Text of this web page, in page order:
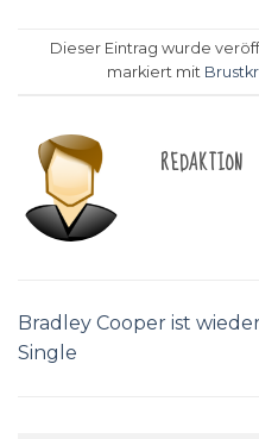
Dieser Eintrag wurde
markiert mit
REDAKTION
Bradley Cooper ist
Single